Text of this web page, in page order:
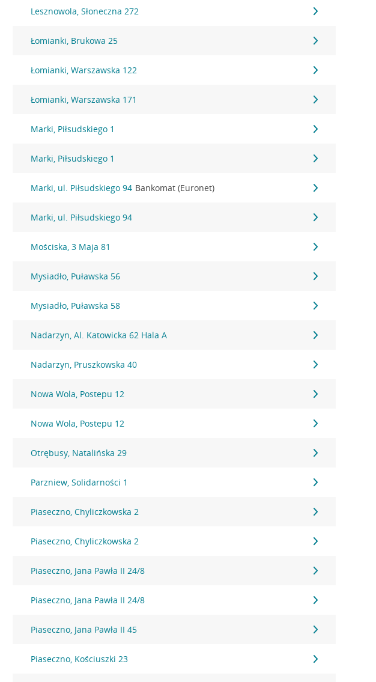
Lesznowola, Słoneczna 272
Łomianki, Brukowa 25
Łomianki, Warszawska 122
Łomianki, Warszawska 171
Marki, Piłsudskiego 1
Marki, Piłsudskiego 1
Marki, ul. Piłsudskiego 94 Bankomat (Euronet)
Marki, ul. Piłsudskiego 94
Mościska, 3 Maja 81
Mysiadło, Puławska 56
Mysiadło, Puławska 58
Nadarzyn, Al. Katowicka 62 Hala A
Nadarzyn, Pruszkowska 40
Nowa Wola, Postepu 12
Nowa Wola, Postepu 12
Otrębusy, Natalińska 29
Parzniew, Solidarności 1
Piaseczno, Chyliczkowska 2
Piaseczno, Chyliczkowska 2
Piaseczno, Jana Pawła II 24/8
Piaseczno, Jana Pawła II 24/8
Piaseczno, Jana Pawła II 45
Piaseczno, Kościuszki 23